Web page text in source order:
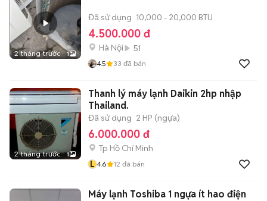
2 tháng trước 1
Đã sử dụng 10,000 - 20,000 BTU
4.500.000 đ
Hà Nội 51
4.5 33 đã bán
2 tháng trước 1
Thanh lý máy lạnh Daikin 2hp nhập
Thailand.
Đã sử dụng 2 HP (ngựa)
6.000.000 đ
Tp Hồ Chí Minh
L 4.6 12 đã bán
Máy lạnh Toshiba 1 ngựa ít hao điện